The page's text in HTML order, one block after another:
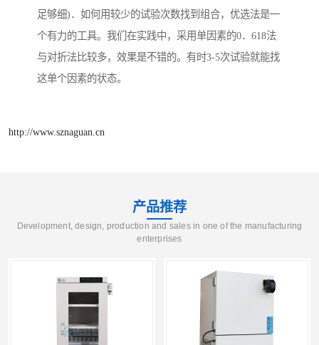
足够细)．如何用较少的试验次数找到组合，优选法是一
个有力的工具。我们在实践中，采用单因素的0．618法
与对折法比较多，效果是不错的。有时3-5次试验就能找
这单个因素的状态。
http://www.sznaguan.cn
产品推荐
Development, design, production and sales in one of the manufacturing
enterprises